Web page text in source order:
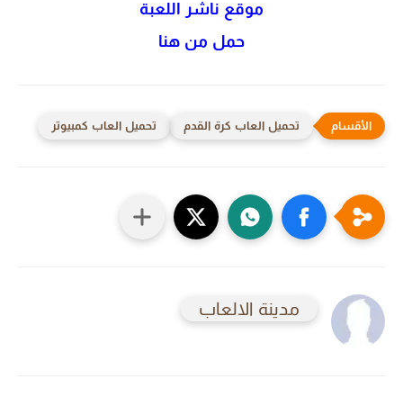
موقع ناشر اللعبة
حمل من هنا
تحميل العاب كرة القدم تحميل العاب كمبيوتر
مدينة الالعاب